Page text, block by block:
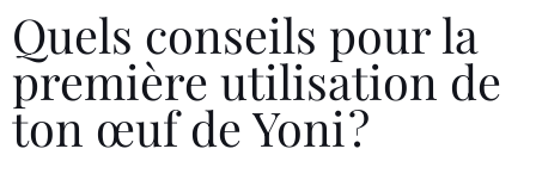
Quels conseils pour la
première utilisation de
ton œuf de Yoni ?